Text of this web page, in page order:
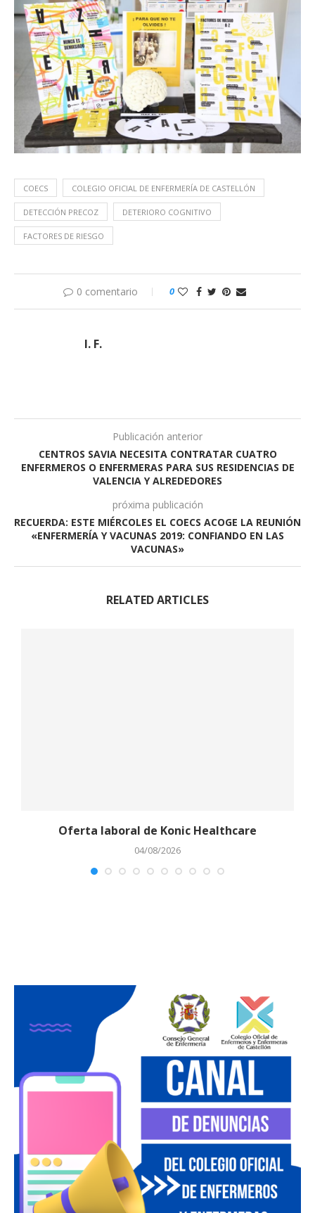
COECS COLEGIO OFICIAL DE ENFERMERÍA DE CASTELLÓN
DETECCIÓN PRECOZ DETERIORO COGNITIVO
FACTORES DE RIESGO
0 comentario 0
I. F.
Publicación anterior
CENTROS SAVIA NECESITA CONTRATAR CUATRO
ENFERMEROS O ENFERMERAS PARA SUS RESIDENCIAS DE
VALENCIA Y ALREDEDORES
próxima publicación
RECUERDA: ESTE MIÉRCOLES EL COECS ACOGE LA REUNIÓN
«ENFERMERÍA Y VACUNAS 2019: CONFIANDO EN LAS
VACUNAS»
RELATED ARTICLES
Oferta laboral de Konic Healthcare
04/08/2026